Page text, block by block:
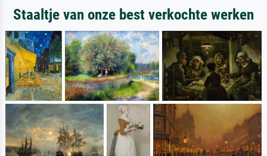
Staaltje van onze best verkochte werken